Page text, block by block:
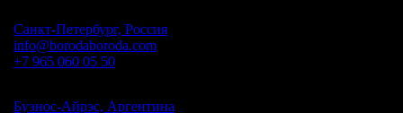
Санкт-Петербург, Россия
info@borodaboroda.com
+7 965 060 05 50
Буэнос-Айрэс, Аргентина